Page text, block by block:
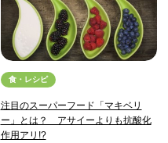
食・レシピ
注目のスーパーフード「マキベリ
ー」とは？ アサイーよりも抗酸化
作用アリ!?